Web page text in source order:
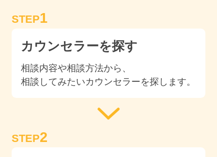
STEP1
カウンセラーを探す
相談内容や相談方法から、
相談してみたいカウンセラーを探します。
STEP2